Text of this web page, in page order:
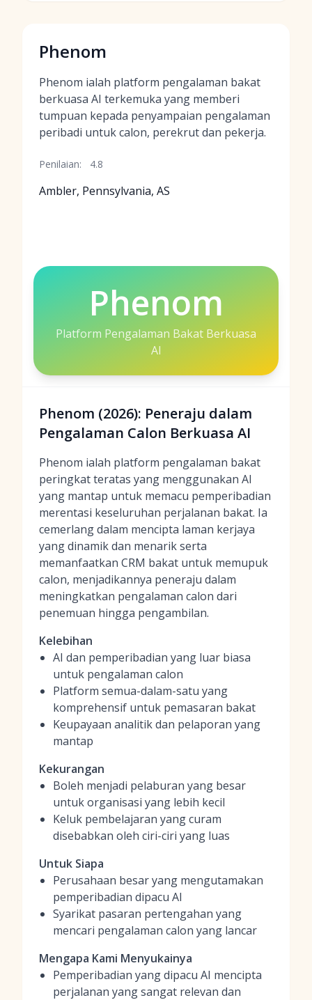
Phenom
Phenom ialah platform pengalaman bakat
berkuasa AI terkemuka yang memberi
tumpuan kepada penyampaian pengalaman
peribadi untuk calon, perekrut dan pekerja.
Penilaian: 4.8
Ambler, Pennsylvania, AS
Phenom
Platform Pengalaman Bakat Berkuasa
AI
Phenom (2026): Peneraju dalam
Pengalaman Calon Berkuasa AI
Phenom ialah platform pengalaman bakat
peringkat teratas yang menggunakan AI
yang mantap untuk memacu pemperibadian
merentasi keseluruhan perjalanan bakat. Ia
cemerlang dalam mencipta laman kerjaya
yang dinamik dan menarik serta
memanfaatkan CRM bakat untuk memupuk
calon, menjadikannya peneraju dalam
meningkatkan pengalaman calon dari
penemuan hingga pengambilan.
Kelebihan
AI dan pemperibadian yang luar biasa
untuk pengalaman calon
Platform semua-dalam-satu yang
komprehensif untuk pemasaran bakat
Keupayaan analitik dan pelaporan yang
mantap
Kekurangan
Boleh menjadi pelaburan yang besar
untuk organisasi yang lebih kecil
Keluk pembelajaran yang curam
disebabkan oleh ciri-ciri yang luas
Untuk Siapa
Perusahaan besar yang mengutamakan
pemperibadian dipacu AI
Syarikat pasaran pertengahan yang
mencari pengalaman calon yang lancar
Mengapa Kami Menyukainya
Pemperibadian yang dipacu AI mencipta
perjalanan yang sangat relevan dan